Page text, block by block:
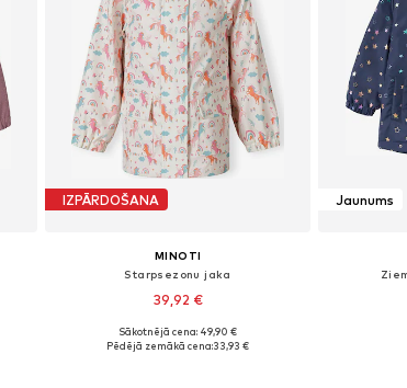
IZPĀRDOŠANA
MINOTI
Starpsezonu jaka
39,92 €
Pieejams daudzos izmēros
Sākotnējā cena: 49,90 €
Pēdējā zemākā cena:33,93 €
Jaunums